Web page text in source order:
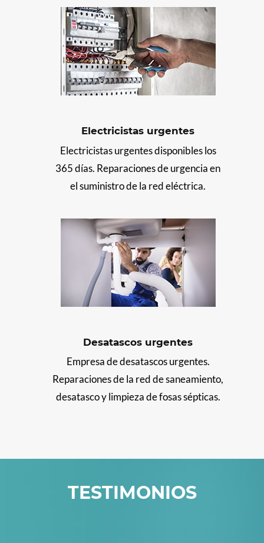
Electricistas urgentes
Electricistas urgentes disponibles los
365 días. Reparaciones de urgencia en
el suministro de la red eléctrica.
Desatascos urgentes
Empresa de desatascos urgentes.
Reparaciones de la red de saneamiento,
desatasco y limpieza de fosas sépticas.
TESTIMONIOS